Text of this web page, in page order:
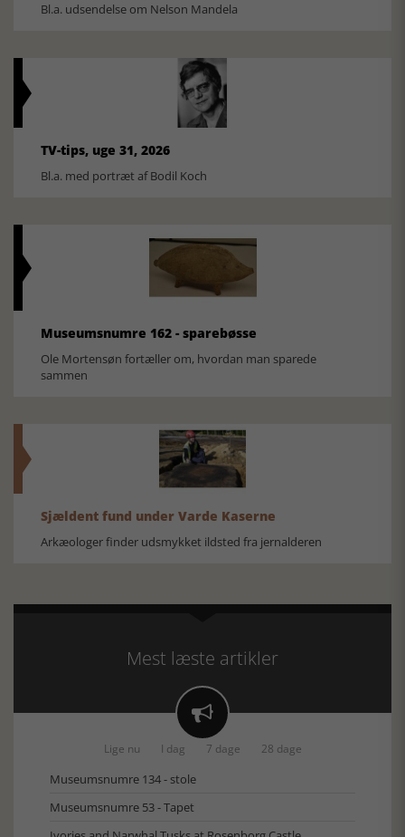
Bl.a. udsendelse om Nelson Mandela
TV-tips, uge 31, 2026
Bl.a. med portræt af Bodil Koch
Museumsnumre 162 - sparebøsse
Ole Mortensøn fortæller om, hvordan man sparede
sammen
Sjældent fund under Varde Kaserne
Arkæologer finder udsmykket ildsted fra jernalderen
Mest læste artikler

Lige nu I dag 7 dage 28 dage
Museumsnumre 134 - stole
Museumsnumre 53 - Tapet